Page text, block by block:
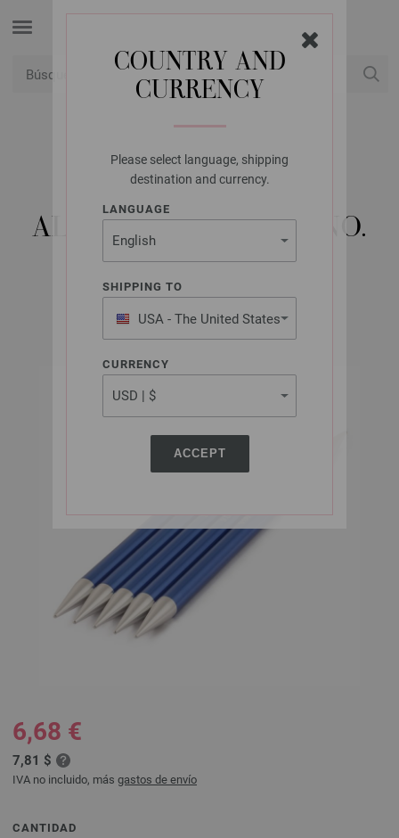
COUNTRY AND
CURRENCY
Please select language, shipping
destination and currency.
LANGUAGE
SHIPPING TO
USA - The United States
of America
CURRENCY
ACCEPT
LANA GROSSA
JUEGO DE AGUJAS
ALUMINIO RAINBOW NO.
9,0/20CM
6,68 €
7,81 $
IVA no incluido, más gastos de envío
CANTIDAD